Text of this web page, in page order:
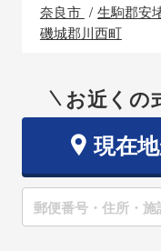
奈良市 生駒郡安
磯城郡川西町
お近くの
現在